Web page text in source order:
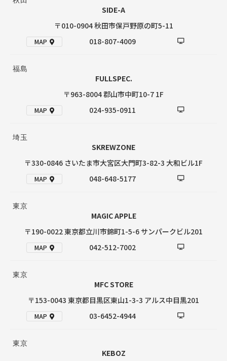
SIDE-A
〒010-0904 秋田市保戸野原の町5-11
MAP 018-807-4009
福島
FULLSPEC.
〒963-8004 郡山市中町10-7 1F
MAP 024-935-0911
埼玉
SKREWZONE
〒330-0846 さいたま市大宮区大門町3-82-3 大和ビル1F
MAP 048-648-5177
東京
MAGIC APPLE
〒190-0022 東京都立川市錦町1-5-6 サンパークビル201
MAP 042-512-7002
東京
MFC STORE
〒153-0043 東京都目黒区東山1-3-3 アルス中目黒201
MAP 03-6452-4944
東京
KEBOZ